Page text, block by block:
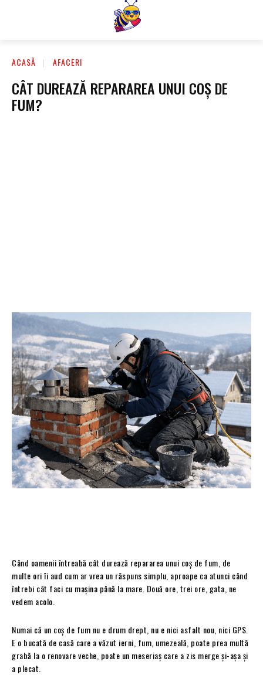
ACASĂ AFACERI
CÂT DUREAZĂ REPARAREA UNUI COȘ DE
FUM?
Când oamenii întreabă cât durează repararea unui coș de fum, de
multe ori îi aud cum ar vrea un răspuns simplu, aproape ca atunci când
întrebi cât faci cu mașina până la mare. Două ore, trei ore, gata, ne
vedem acolo.
Numai că un coș de fum nu e drum drept, nu e nici asfalt nou, nici GPS.
E o bucată de casă care a văzut ierni, fum, umezeală, poate prea multă
grabă la o renovare veche, poate un meseriaș care a zis merge și-așa și
a plecat.